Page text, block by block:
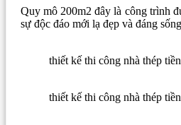
Quy mô 200m2 đây là công trình
sự độc đáo mới lạ đẹp và đáng
thiết kế thi công nhà thép
thiết kế thi công nhà thép